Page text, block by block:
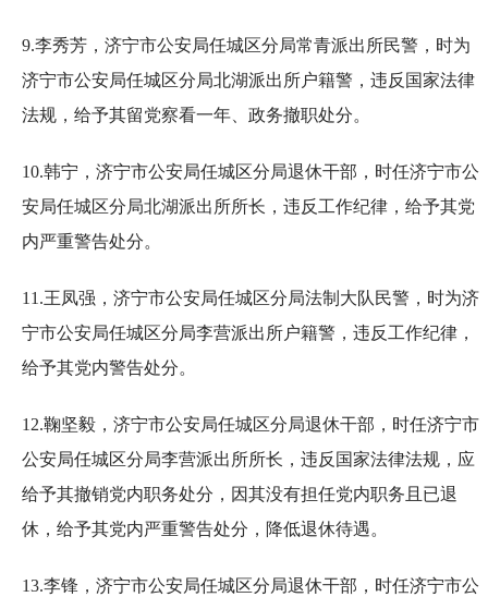
9.李秀芳，济宁市公安局任城区分局常青派出所民警，时为
济宁市公安局任城区分局北湖派出所户籍警，违反国家法律
法规，给予其留党察看一年、政务撤职处分。
10.韩宁，济宁市公安局任城区分局退休干部，时任济宁市公
安局任城区分局北湖派出所所长，违反工作纪律，给予其党
内严重警告处分。
11.王凤强，济宁市公安局任城区分局法制大队民警，时为济
宁市公安局任城区分局李营派出所户籍警，违反工作纪律，
给予其党内警告处分。
12.鞠坚毅，济宁市公安局任城区分局退休干部，时任济宁市
公安局任城区分局李营派出所所长，违反国家法律法规，应
给予其撤销党内职务处分，因其没有担任党内职务且已退
休，给予其党内严重警告处分，降低退休待遇。
13.李锋，济宁市公安局任城区分局退休干部，时任济宁市公